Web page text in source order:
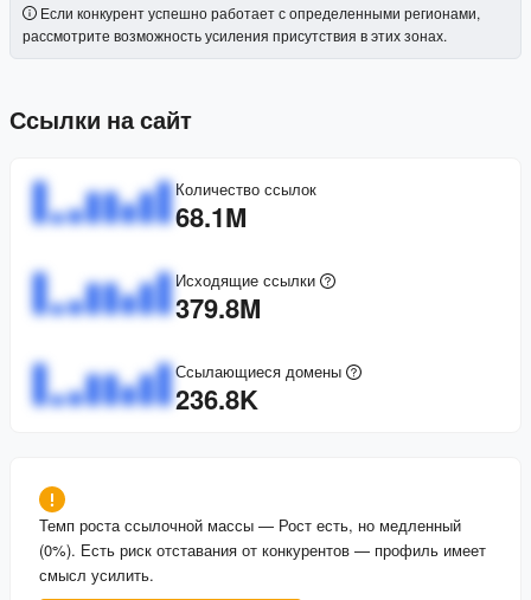
Если конкурент успешно работает с определенными регионами,
рассмотрите возможность усиления присутствия в этих зонах.
Ссылки на сайт
Количество ссылок
68.1M
Исходящие ссылки
379.8M
Ссылающиеся домены
236.8K
Темп роста ссылочной массы — Рост есть, но медленный
(0%). Есть риск отставания от конкурентов — профиль имеет
смысл усилить.